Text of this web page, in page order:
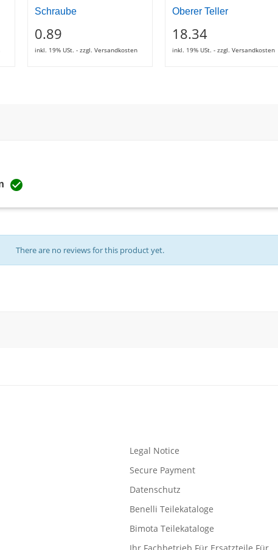
Schraube
0.89
inkl. 19% USt. - zzgl. Versandkosten
Oberer Teller
18.34
inkl. 19% USt. - zzgl. Versandkosten

There are no reviews for this product yet.
Legal Notice
Secure Payment
Datenschutz
Benelli Teilekataloge
Bimota Teilekataloge